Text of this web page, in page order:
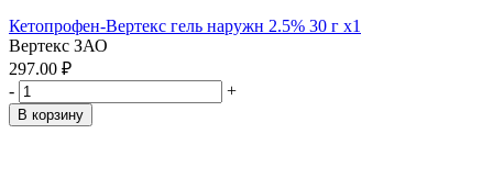
Кетопрофен-Вертекс гель наружн 2.5% 30 г x1
Вертекс ЗАО
297.00 ₽
-
+
В корзину